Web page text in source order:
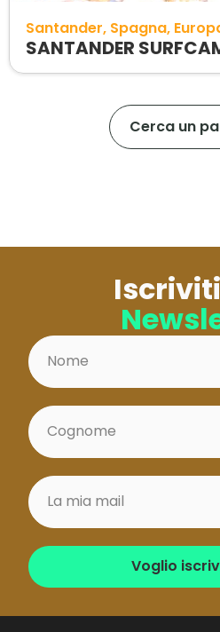
Santander Spagna
SANTANDER
Cerca un
Voglio